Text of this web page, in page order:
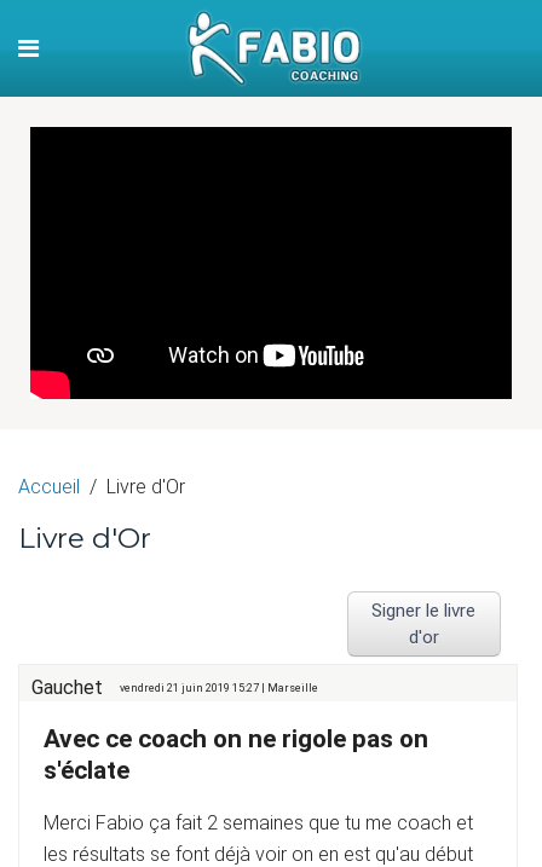
Accueil Livre d'Or
Livre d'Or
Signer le livre
d'or
Gauchet vendredi 21 juin 2019 15:27 | Marseille
Avec ce coach on ne rigole pas on
s'éclate
Merci Fabio ça fait 2 semaines que tu me coach et
les résultats se font déjà voir on en est qu'au début